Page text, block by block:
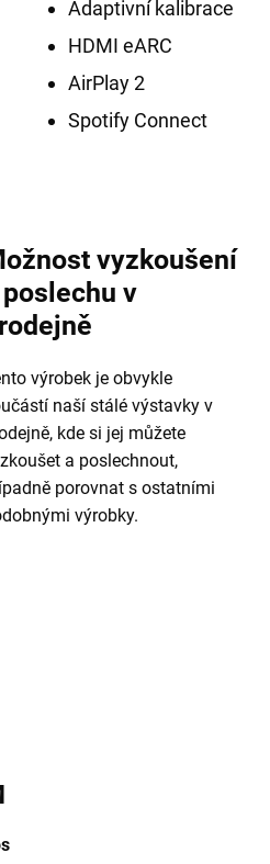
Adaptivní kalibrace
HDMI eARC
AirPlay 2
Spotify Connect
vyzkoušení
v
výrobek je obvykle
naší stálé výstavky v
kde si jej můžete
a poslechnout,
porovnat s ostatními
výrobky.